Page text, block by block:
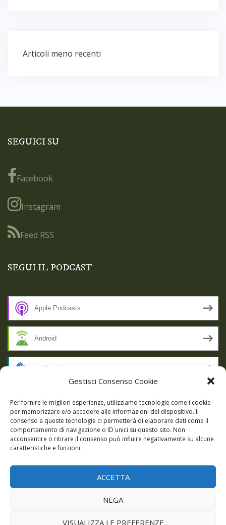
Gestisci Consenso Cookie
Per fornire le migliori esperienze, utilizziamo tecnologie come i cookie
per memorizzare e/o accedere alle informazioni del dispositivo. Il
consenso a queste tecnologie ci permetterà di elaborare dati come il
comportamento di navigazione o ID unici su questo sito. Non
acconsentire o ritirare il consenso può influire negativamente su alcune
caratteristiche e funzioni.
ACCETTA
NEGA
VISUALIZZA LE PREFERENZE
Navigazione
Articoli meno recenti
SEGUICI SU
Facebook
Instagram
Feed RSS
SEGUI IL PODCAST
Apple Podcasts
Android
by Email
RSS
SSL SECURE
|Theme:
Giochi DBC Podcast Cookie Policy (UE)